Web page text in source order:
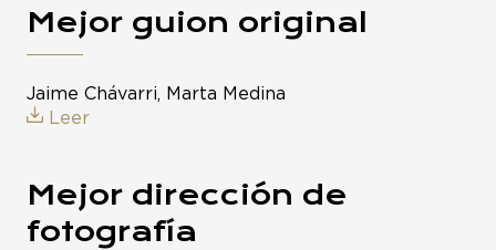
Mejor guion original
Jaime Chávarri, Marta Medina
Leer
Mejor dirección de
fotografía